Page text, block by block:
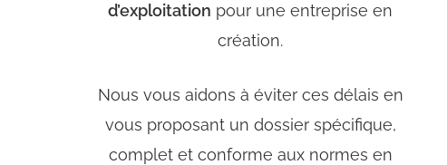
d’exploitation pour une entreprise en
création.
Nous vous aidons à éviter ces délais en
vous proposant un dossier spécifique,
complet et conforme aux normes en